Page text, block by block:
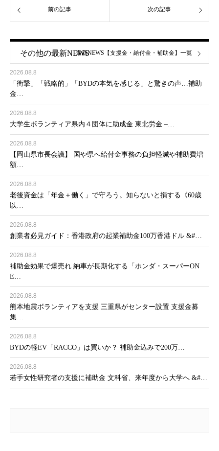
前の記事 次の記事
その他の最新NEWS
2026.08.8
「衝撃」「戦略的」「BYDの本気を感じる」と驚きの声…補助
金…
2026.08.8
大学生ボランティア県内４団体に助成金 東北労金 –…
2026.08.8
【岡山県市長会議】 国や県へ給付金事務の負担軽減や補助費増
額…
2026.08.8
老後資金は「年金＋働く」で守ろう。知らないと損する《60歳
以…
2026.08.8
創業者必見ガイド：香港政府の起業補助金100万香港ドル &#…
2026.08.8
補助金効果で爆売れ 納車が長期化する「ホンダ・スーパーON
E…
2026.08.8
熊本地震ボランティアを支援 三重県がセンター設置 支援金募
集…
2026.08.8
BYDの軽EV「RACCO」は買いか？ 補助金込みで200万…
2026.08.8
若手女性研究者の支援に補助金 文科省、来年度から大学へ &#…
最新NEWS【支援金・給付金・補助金】一覧